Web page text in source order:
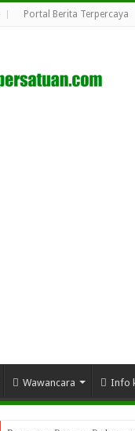
Portal Berita Terpercaya
Wawancara Info